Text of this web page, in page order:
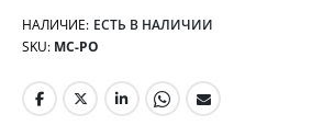
НАЛИЧИЕ: ЕСТЬ В НАЛИЧИИ
SKU МС-РО